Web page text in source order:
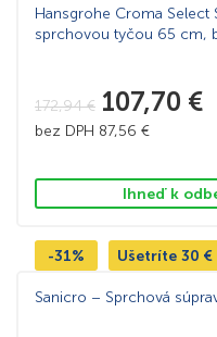
Hansgrohe Croma Select
sprchovou tyčou 65 cm,
172,94€ 107,70 €
bez DPH 87,56 €
Ihneď k
-31% Ušetríte 30 €
Sanicro – Sprchová